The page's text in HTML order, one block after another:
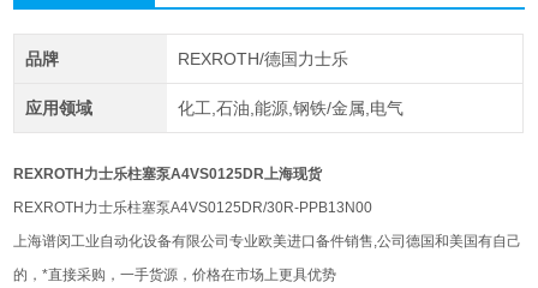
品牌 REXROTH/德国力士乐
应用领域 化工,石油,能源,钢铁/金属,电气
REXROTH力士乐柱塞泵A4VS0125DR上海现货
REXROTH力士乐柱塞泵A4VS0125DR/30R-PPB13N00
上海谱闵工业自动化设备有限公司专业欧美进口备件销售,公司德国和美国有自己
的，*直接采购，一手货源，价格在市场上更具优势